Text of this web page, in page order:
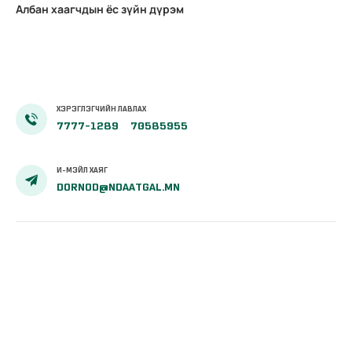
Албан хаагчдын ёс зүйн дүрэм
ХЭРЭГЛЭГЧИЙН ЛАВЛАХ
7777-1289 70585955
И-МЭЙЛ ХАЯГ
DORNOD@NDAATGAL.MN